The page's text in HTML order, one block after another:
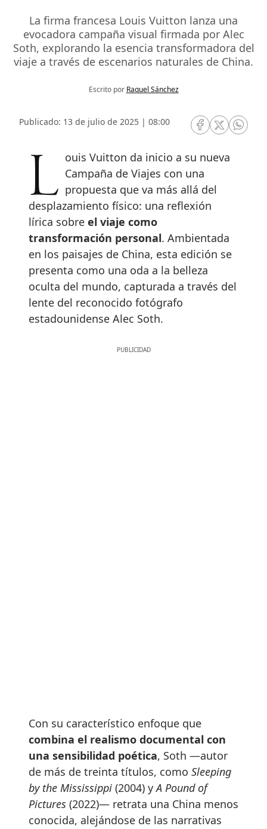
La firma francesa Louis Vuitton lanza una
evocadora campaña visual firmada por Alec
Soth, explorando la esencia transformadora del
viaje a través de escenarios naturales de China.
Escrito por Raquel Sánchez
Publicado: 13 de julio de 2025 | 08:00
RRSS Facebook
RRSSRRSS
Louis Vuitton da inicio a su nueva Campaña de Viajes con una
propuesta que va más allá del
desplazamiento físico: una reflexión
lírica sobre el viaje como
transformación personal. Ambientada
en los paisajes de China, esta edición se
presenta como una oda a la belleza
oculta del mundo, capturada a través del
lente del reconocido fotógrafo
estadounidense Alec Soth.
Con su característico enfoque que
combina el realismo documental con
una sensibilidad poética, Soth —autor
de más de treinta títulos, como Sleeping
by the Mississippi (2004) yA Pound of
Pictures (2022)— retrata una China menos
conocida, alejándose de las narrativas